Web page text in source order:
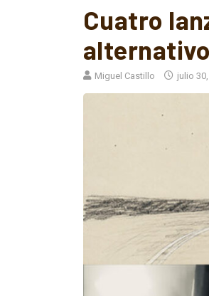
Cuatro
Miguel Castillo julio